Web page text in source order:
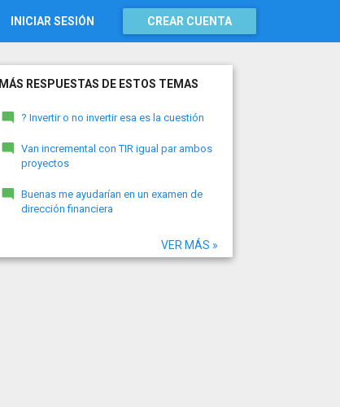
INICIAR SESIÓN CREAR CUENTA
MÁS RESPUESTAS DE ESTOS TEMAS
? Invertir o no invertir esa es la cuestión
Van incremental con TIR igual par ambos
proyectos
Buenas me ayudarían en un examen de
dirección financiera
VER MÁS »